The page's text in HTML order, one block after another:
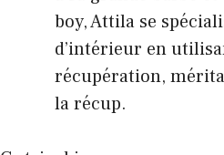
boy, Attila se
d’intérieur en
récupération,
la récup.